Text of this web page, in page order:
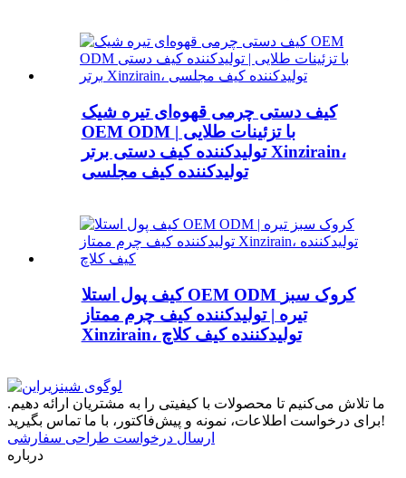
کیف دستی چرمی قهوه‌ای تیره شیک
OEM ODM با تزئینات طلایی |
تولیدکننده کیف دستی برتر Xinzirain،
تولیدکننده کیف مجلسی
کیف پول استلا OEM ODM کروک سبز
تیره | تولیدکننده کیف چرم ممتاز
Xinzirain، تولیدکننده کیف کلاچ
ما تلاش می‌کنیم تا محصولات با کیفیتی را به مشتریان ارائه دهیم.
برای درخواست اطلاعات، نمونه و پیش‌فاکتور، با ما تماس بگیرید!
ارسال درخواست طراحی سفارشی
درباره